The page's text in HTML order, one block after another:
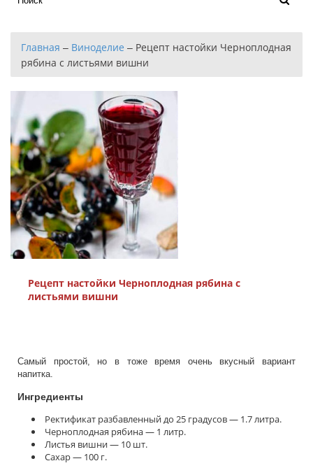
Главная – Виноделие – Рецепт настойки Черноплодная
рябина с листьями вишни
Рецепт настойки Черноплодная рябина с
листьями вишни
Самый простой, но в тоже время очень вкусный вариант
напитка.
Ингредиенты
Ректификат разбавленный до 25 градусов — 1.7 литра.
Черноплодная рябина — 1 литр.
Листья вишни — 10 шт.
Сахар — 100 г.